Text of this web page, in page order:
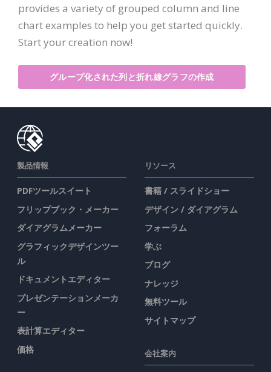
provides a variety of grouped column and line
chart examples to help you get started quickly.
Start your creation now!
グループ化された列と折れ線グラフの作成
製品情報
PDFツールスイート
フリップブック・メーカー
ダイアグラムメーカー
グラフィックデザインツー
ル
ドキュメントエディター
プレゼンテーションメーカ
ー
表計算エディター
価格
リソース
書籍 / スライドショー
デザイン / ダイアグラム
フォーラム
学ぶ
ブログ
ナレッジ
無料ツール
サイトマップ
会社案内